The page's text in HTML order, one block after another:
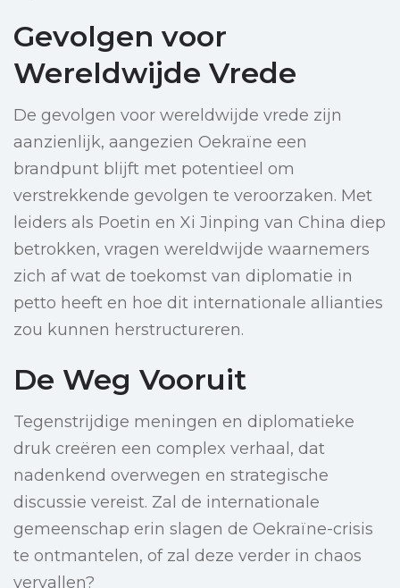
Gevolgen voor
Wereldwijde Vrede
De gevolgen voor wereldwijde vrede zijn
aanzienlijk, aangezien Oekraïne een
brandpunt blijft met potentieel om
verstrekkende gevolgen te veroorzaken. Met
leiders als Poetin en Xi Jinping van China diep
betrokken, vragen wereldwijde waarnemers
zich af wat de toekomst van diplomatie in
petto heeft en hoe dit internationale allianties
zou kunnen herstructureren.
De Weg Vooruit
Tegenstrijdige meningen en diplomatieke
druk creëren een complex verhaal, dat
nadenkend overwegen en strategische
discussie vereist. Zal de internationale
gemeenschap erin slagen de Oekraïne-crisis
te ontmantelen, of zal deze verder in chaos
vervallen?